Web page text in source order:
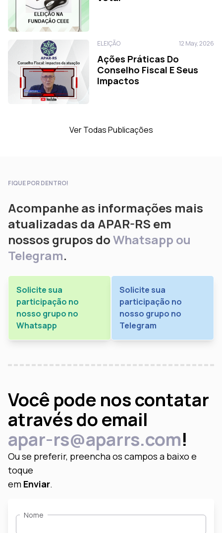
ELEIÇÃO 12 May, 2026
Ações Práticas Do
Conselho Fiscal E Seus
Impactos
Ver Todas Publicações
FIQUE POR DENTRO!
Acompanhe as informações mais
atualizadas da APAR-RS em
nossos grupos doWhatsapp ou
Telegram.
Solicite sua
participação no
nosso grupo no
Whatsapp
Solicite sua
participação no
nosso grupo no
Telegram
Nome
Você pode nos contatar
através do email
apar-rs@aparrs.com!
Ou se preferir, preencha os campos a baixo e
toque
em Enviar.